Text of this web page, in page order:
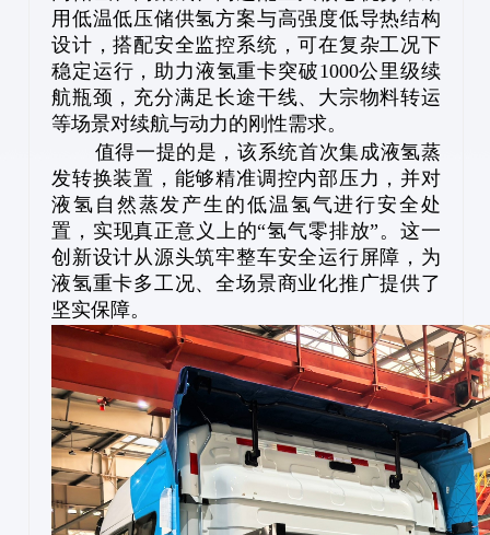
用低温低压储供氢方案与高强度低导热结构
设计，搭配安全监控系统，可在复杂工况下
稳定运行，助力液氢重卡突破1000公里级续
航瓶颈，充分满足长途干线、大宗物料转运
等场景对续航与动力的刚性需求。
值得一提的是，该系统首次集成液氢蒸
发转换装置，能够精准调控内部压力，并对
液氢自然蒸发产生的低温氢气进行安全处
置，实现真正意义上的“氢气零排放”。这一
创新设计从源头筑牢整车安全运行屏障，为
液氢重卡多工况、全场景商业化推广提供了
坚实保障。